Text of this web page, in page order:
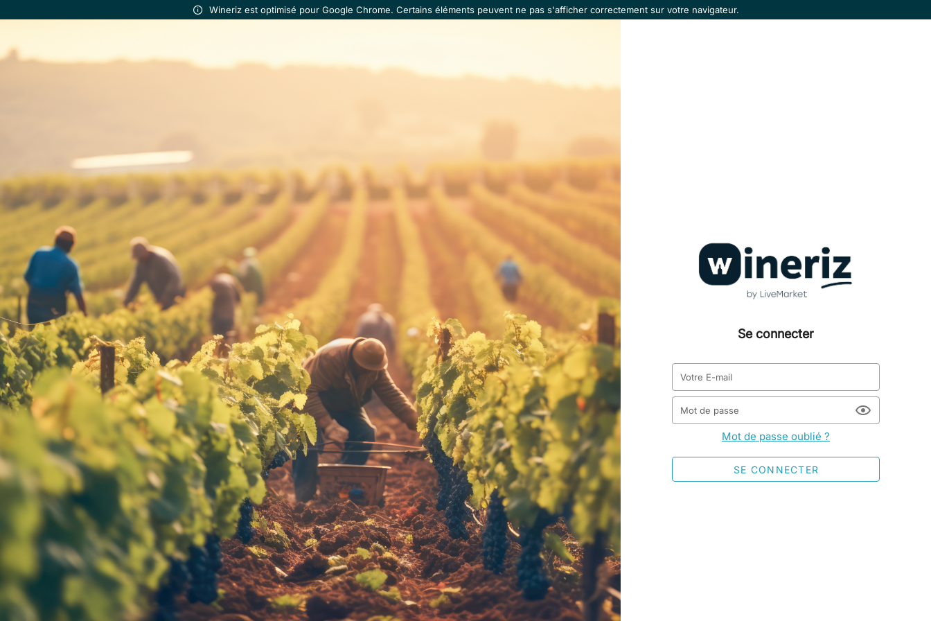
Wineriz est optimisé pour Google Chrome. Certains éléments peuvent ne pas s'afficher correctement sur votre navigateur.
Se connecter
Votre E-mail
Mot de passe
Mot de passe oublié ?
SE CONNECTER